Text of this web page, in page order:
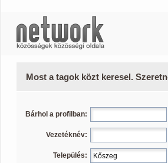
Most a tagok közt keresel.
Bárhol a profilban:
Vezetéknév:
Település: